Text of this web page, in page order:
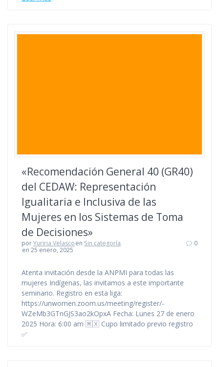
«Recomendación General 40 (GR40)
del CEDAW: Representación
Igualitaria e Inclusiva de las
Mujeres en los Sistemas de Toma
de Decisiones»
porYuriria Velascoen Sin categoría
en 25 enero, 2025
0
Atenta invitación desde la ANPMI para todas las
mujeres Indígenas, las invitamos a este importante
seminario. Registro en esta liga:
https://unwomen.zoom.us/meeting/register/-
WZeMb3GTnGJS3ao2kOpxA Fecha: Lunes 27 de enero
2025 Hora: 6:00 am 🇲🇽 Cupo limitado previo registro
✅